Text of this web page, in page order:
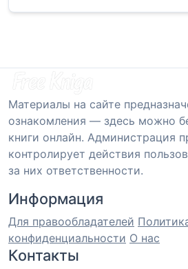
Материалы на сайте
ознакомления — здесь можно
книги онлайн. Администрация
контролирует действия
за них ответственности.
Информация
Для правообладателей
конфиденциальности О нас
Контакты